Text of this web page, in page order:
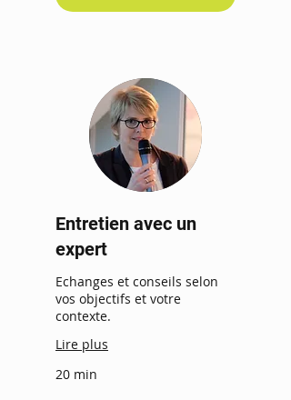
Entretien avec un
expert
Echanges et conseils selon
vos objectifs et votre
contexte.
Lire plus
20 min